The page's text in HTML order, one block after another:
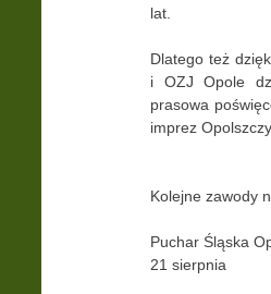
lat.
Dlatego też
i OZJ Opole
prasowa
imprez
Kolejne zawody
Puchar Śląska
21 sierpnia